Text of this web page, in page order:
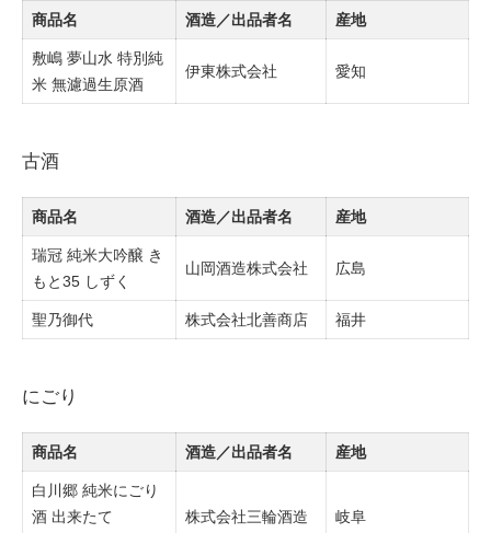
商品名 酒造／出品者名 産地
敷嶋 夢山水 特別純
米 無濾過生原酒
伊東株式会社 愛知
古酒
商品名 酒造／出品者名 産地
瑞冠 純米大吟醸 き
もと35 しずく
山岡酒造株式会社 広島
聖乃御代 株式会社北善商店 福井
にごり
商品名 酒造／出品者名 産地
白川郷 純米にごり
酒 出来たて
株式会社三輪酒造 岐阜